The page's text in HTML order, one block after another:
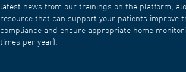
latest news from our trainings on the platform,
resource that can support your patients improve
compliance and ensure appropriate home
times per year).